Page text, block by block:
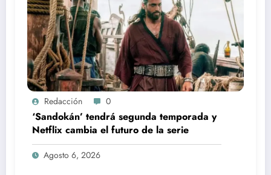
Redacción 0
‘Sandokán’ tendrá segunda temporada y
Netflix cambia el futuro de la serie
Agosto 6, 2026